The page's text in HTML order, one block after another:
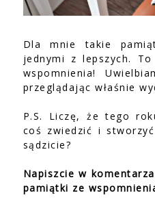
Dla mnie takie
jednymi z lepszych.
wspomnienia!
przeglądając właśnie
P.S. Liczę, że tego
coś zwiedzić i
sądzicie?
Napiszcie w
pamiątki ze